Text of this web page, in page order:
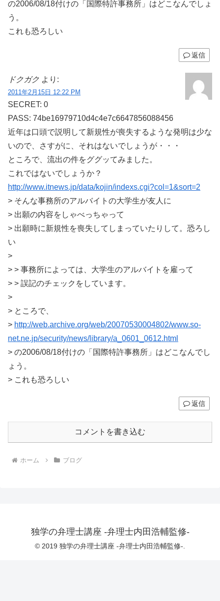
の2006/08/18付けの「国際特許事務所」はどこなんでしょ
う。
これも恐ろしい
返信
ドクガク より:
2011年2月15日 12:22 PM
SECRET: 0
PASS: 74be16979710d4c4e7c6647856088456
近年は口頭で説明して新規性が喪失するような発明は少な
いので、さすがに、それはないでしょうが・・・
ところで、流出の件をググッてみました。
これではないでしょうか？
http://www.itnews.jp/data/kojin/indexs.cgi?col=1&sort=2
> そんな事務所のアルバイトの大学生が友人に
> 出願の内容をしゃべっちゃって
> 出願時に新規性を喪失してしまっていたりして。恐ろし
い
>
> > 事務所によっては、大学生のアルバイトを雇って
> > 誤記のチェックをしています。
>
> ところで、
> http://web.archive.org/web/20070530004802/www.so-
net.ne.jp/security/news/library/a_0601_0612.html
> の2006/08/18付けの「国際特許事務所」はどこなんでし
ょう。
> これも恐ろしい
返信
コメントを書き込む
ホーム ブログ
独学の弁理士講座 -弁理士内田浩輔監修-
© 2019 独学の弁理士講座 -弁理士内田浩輔監修-.